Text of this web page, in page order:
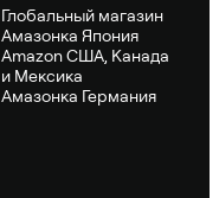
Глобальный магазин
Амазонка Япония
Amazon США, Канада
и Мексика
Амазонка Германия